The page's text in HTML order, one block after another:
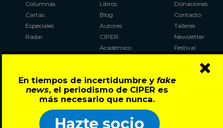
En tiempos de incertidumbre y fake
news, el periodismo de CIPER es
más necesario que nunca.
Hazte socio
×
Columnas
Cartas
Especiales
Radar
Libros
Blog
Autores
CIPER
Académico
Al Plebiscito
con CIPER
Donaciones
Contacto
Talleres
Newsletter
Festival